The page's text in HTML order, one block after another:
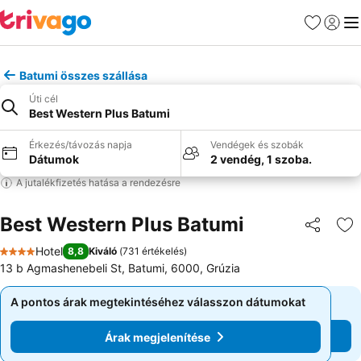
Kedvencek
Batumi összes szállása
Úti cél
Best Western Plus Batumi
Érkezés/távozás napja
Dátumok
Vendégek és szobák
2 vendég, 1 szoba.
A jutalékfizetés hatása a rendezésre
Best Western Plus Batumi
4 Kategória
Hotel 8,8 Kiváló (731 értékelés)
13 b Agmashenebeli St, Batumi, 6000, Grúzia
A pontos árak megtekintéséhez válasszon dátumokat
Árak megjelenítése
A pontos árak megtekintéséhez válasszon dátumokat
Árak megjelenítése